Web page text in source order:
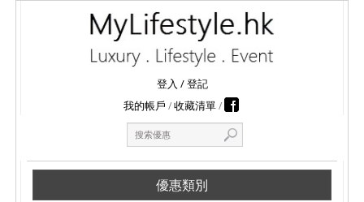
登入 /登記
我的帳戶
收藏清單
優惠類別